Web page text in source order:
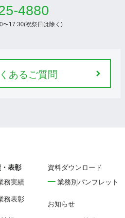
4880
〜17:30(祝祭日は除く)
あるご質問
表彰
務実績
務表彰
資料ダウンロード
業務別パンフレット
お知らせ